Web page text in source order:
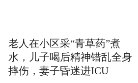
老人在小区采“青草药”煮
水，儿子喝后精神错乱全身
摔伤，妻子昏迷进ICU